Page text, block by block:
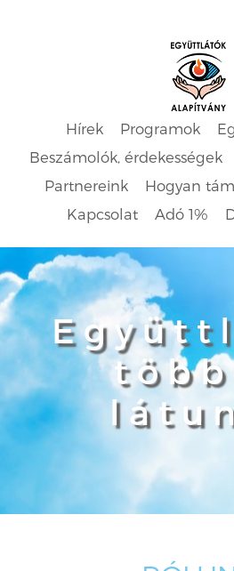
Hírek Programok
Beszámolók, érdekességek
Partnereink
Hogyan
Kapcsolat
Adó 1%